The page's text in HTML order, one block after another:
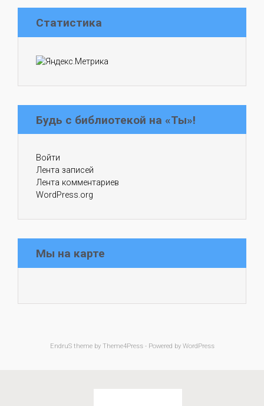
Статистика
Будь с библиотекой на «Ты»!
Войти
Лента записей
Лента комментариев
WordPress.org
Мы на карте
EndruStheme by Theme4Press - Powered by WordPress